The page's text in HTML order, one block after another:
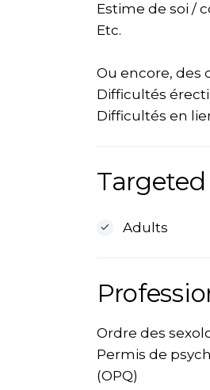
Estime de soi /
Etc.
Ou encore, des
Difficultés
Difficultés en
Adults
Ordre des
Permis de
(OPQ)